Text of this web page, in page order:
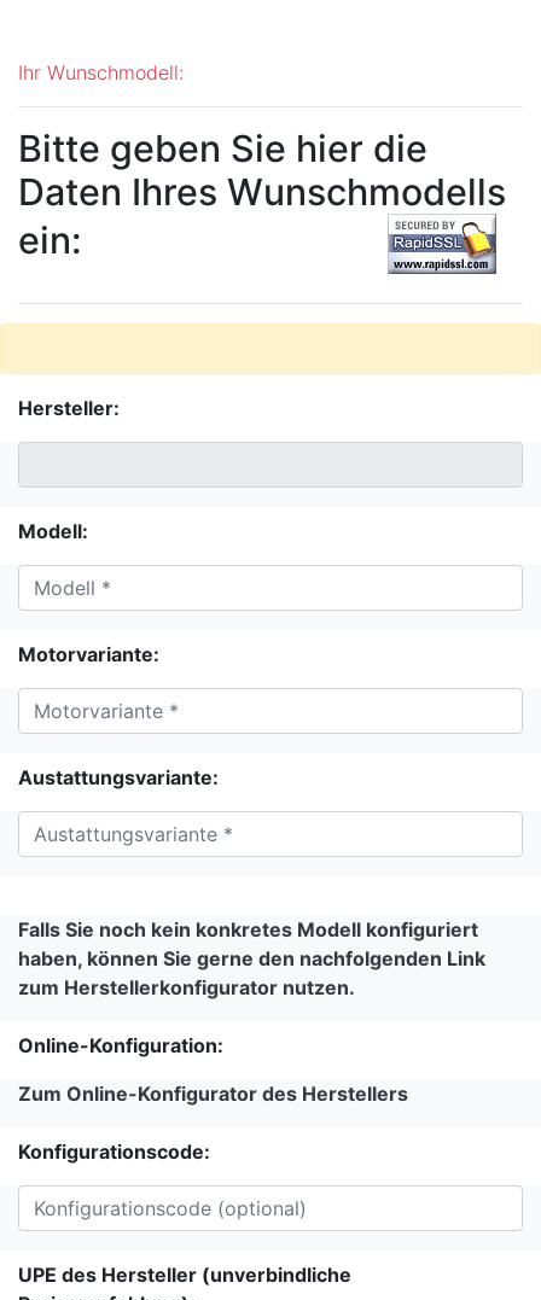
Ihr Wunschmodell:
Bitte geben Sie hier die
Daten Ihres Wunschmodells
ein:
Hersteller:
Modell:
Motorvariante:
Austattungsvariante:
Falls Sie noch kein konkretes Modell konfiguriert
haben, können Sie gerne den nachfolgenden Link
zum Herstellerkonfigurator nutzen.
Online-Konfiguration:
Zum Online-Konfigurator des Herstellers
Konfigurationscode:
UPE des Hersteller (unverbindliche